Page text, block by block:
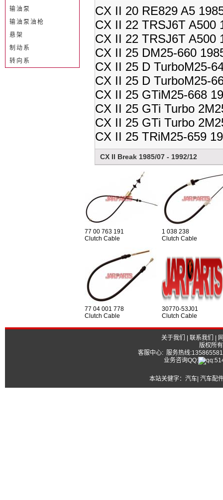
CX II 20 RE829 A5
CX II 22 TRSJ6T A500
CX II 22 TRSJ6T A500
CX II 25 DM25-660
CX II 25 D TurboM25-
CX II 25 D TurboM25-
CX II 25 GTiM25-668
CX II 25 GTi Turbo
CX II 25 GTi Turbo
CX II 25 TRiM25-659
CX II Break 1985/07 - 1992/12
77 00 763 191
Clutch Cable
1 038 238
Clutch Cable
77 04 001 778
Clutch Cable
30770-53J01
Clutch Cable
输油泵
输油泵油枪
悬架
制动系
转向系
关于我们 联系我们
版权所
客服中心: 服务热线
业务咨询QQ:
本站关健字： 汽车| 汽车配